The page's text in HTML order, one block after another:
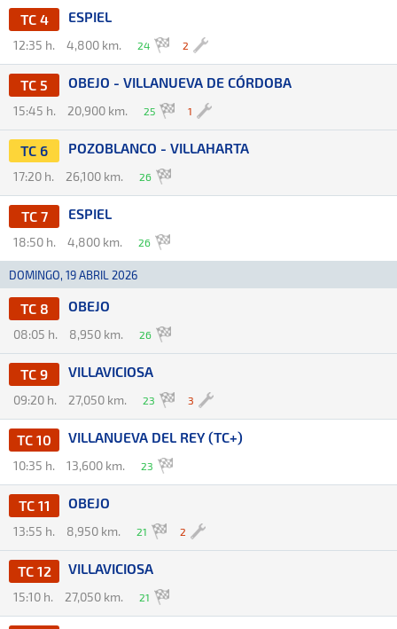
TC 4 ESPIEL
12:35 h. 4,800 km. 24 2
TC 5 OBEJO - VILLANUEVA DE CÓRDOBA
15:45 h. 20,900 km. 25 1
TC 6 POZOBLANCO - VILLAHARTA
17:20 h. 26,100 km. 26
TC 7 ESPIEL
18:50 h. 4,800 km. 26
DOMINGO, 19 ABRIL 2026
TC 8 OBEJO
08:05 h. 8,950 km. 26
TC 9 VILLAVICIOSA
09:20 h. 27,050 km. 23 3
TC 10 VILLANUEVA DEL REY (TC+)
10:35 h. 13,600 km. 23
TC 11 OBEJO
13:55 h. 8,950 km. 21 2
TC 12 VILLAVICIOSA
15:10 h. 27,050 km. 21